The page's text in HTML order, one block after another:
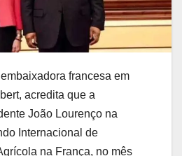
francesa em
acredita que a
João Lourenço na
Internacional de
na França, no mês